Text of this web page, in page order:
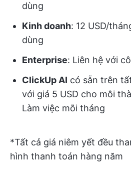
dùng
Kinh doanh: 12 USD/
dùng
Enterprise: Liên hệ với
ClickUp AI có sẵn trên
với giá 5 USD cho mỗi
Làm việc mỗi tháng
*Tất cả giá niêm yết đều
hình thanh toán hàng năm